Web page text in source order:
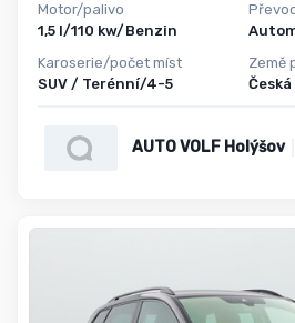
Motor/palivo
1,5 l/110 kw/Benzin
Karoserie/počet míst
SUV / Terénní/4-5
Země
AUTO VOLF Holýšov